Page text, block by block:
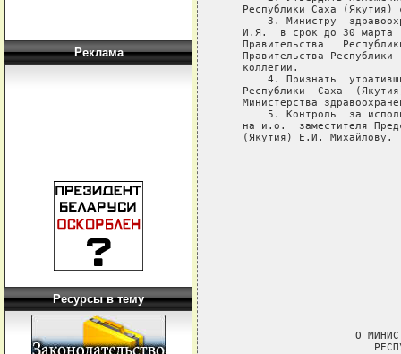
Реклама
Ресурсы в тему